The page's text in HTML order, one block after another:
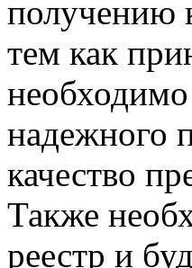
получению
тем как
надежного
качество
Также
реестр и